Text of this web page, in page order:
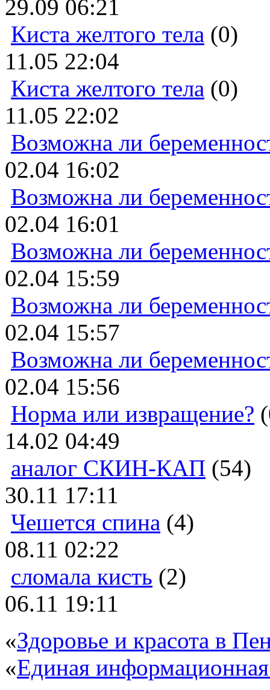
29.09 06:21
Киста желтого тела (0)
11.05 22:04
Киста желтого тела (0)
11.05 22:02
Возможна ли
02.04 16:02
Возможна ли
02.04 16:01
Возможна ли
02.04 15:59
Возможна ли
02.04 15:57
Возможна ли
02.04 15:56
Норма или извращение?
14.02 04:49
аналог СКИН-КАП (54)
30.11 17:11
Чешется спина (4)
08.11 02:22
сломала кисть (2)
06.11 19:11
«Здоровье и красота в
«Единая